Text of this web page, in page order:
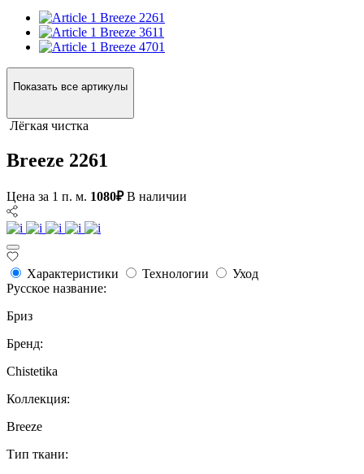
Breeze 2261
Breeze 3611
Breeze 4701
Показать все артикулы
Лёгкая чистка
Breeze 2261
Цена за 1 п. м. 1080₽ В наличии
Характеристики Технологии
Уход
Русское название:
Бриз
Бренд:
Chistetika
Коллекция:
Breeze
Тип ткани: